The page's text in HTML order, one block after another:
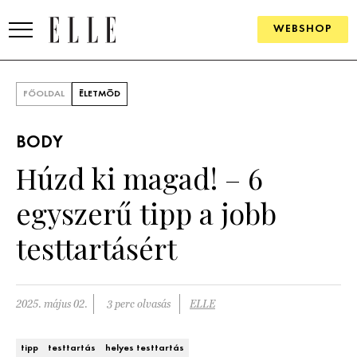
WEBSHOP
SZÉPSÉG
KULTÚRA
ÉLETMÓD
PÁRKAPCSOLAT
FŐOLDAL ÉLETMÓD
BODY
Húzd ki magad! – 6
egyszerű tipp a jobb
testtartásért
2025. május 02. 3 perc olvasás ELLE
tipp testtartás helyes testtartás